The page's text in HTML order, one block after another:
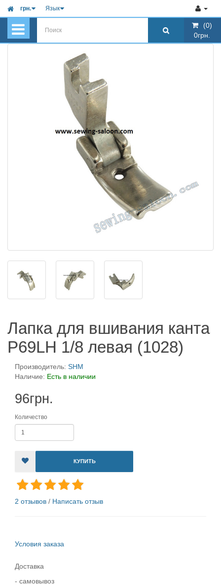
грн. Язык
(0)
0грн.
Лапка для вшивания канта
P69LH 1/8 левая (1028)
Производитель: SHM
Наличие: Есть в наличии
96грн.
Количество
КУПИТЬ
2 отзывов / Написать отзыв
Условия заказа
Доставка
- самовывоз